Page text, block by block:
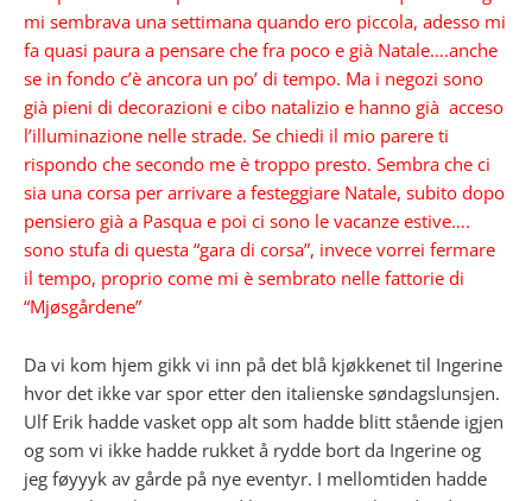
mi sembrava una settimana quando ero piccola, adesso mi
fa quasi paura a pensare che fra poco e già Natale….anche
se in fondo c’è ancora un po’ di tempo. Ma i negozi sono
già pieni di decorazioni e cibo natalizio e hanno già acceso
l’illuminazione nelle strade. Se chiedi il mio parere ti
rispondo che secondo me è troppo presto. Sembra che ci
sia una corsa per arrivare a festeggiare Natale, subito dopo
pensiero già a Pasqua e poi ci sono le vacanze estive….
sono stufa di questa “gara di corsa”, invece vorrei fermare
il tempo, proprio come mi è sembrato nelle fattorie di
“Mjøsgårdene”
Da vi kom hjem gikk vi inn på det blå kjøkkenet til Ingerine
hvor det ikke var spor etter den italienske søndagslunsjen.
Ulf Erik hadde vasket opp alt som hadde blitt stående igjen
og som vi ikke hadde rukket å rydde bort da Ingerine og
jeg føyyyk av gårde på nye eventyr. I mellomtiden hadde